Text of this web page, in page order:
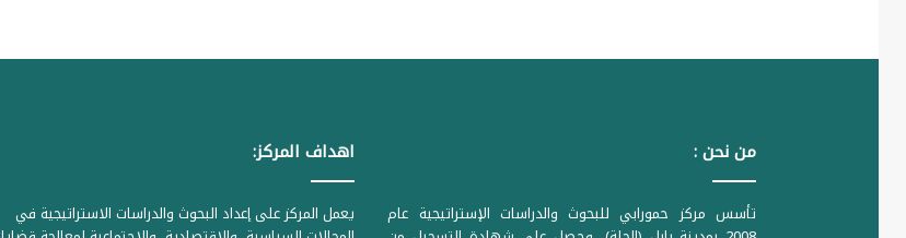
من نحن :
تأسس مركز حمورابي للبحوث والدراسات الإستراتيجية عام
اهداف المركز:
يعمل المركز على إعداد البحوث والدراسات الاستراتيجية في